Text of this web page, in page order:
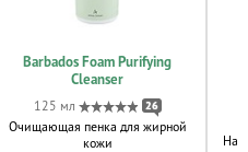
Barbados Foam Purifying
Cleanser
125 мл 26
Очищающая пенка для жирной
кожи